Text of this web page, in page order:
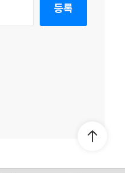
등록